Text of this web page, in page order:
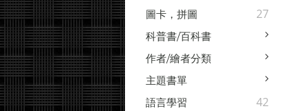
圖卡，拼圖
27
科普書/百科書
作者/繪者分類
主題書單
語言學習
42